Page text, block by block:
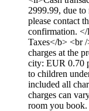
2999.99, due
please contact
confirmation.
Taxes</b> <br
charges at the
city: EUR 0.70
to children
included all
charges can
room you